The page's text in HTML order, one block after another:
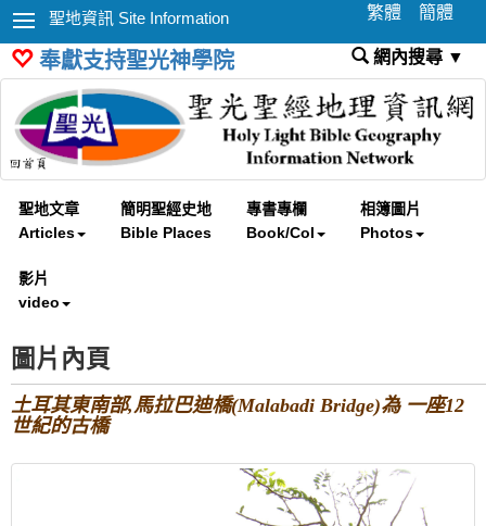
聖地資訊 Site Information 繁體 簡體
奉獻支持聖光神學院 網內搜尋 ▼
聖地文章
Articles
簡明聖經史地
Bible Places
專書專欄
Book/Col
相簿圖片
Photos
影片
video
圖片內頁
土耳其東南部,馬拉巴迪橋(Malabadi Bridge)為 一座12
世紀的古橋